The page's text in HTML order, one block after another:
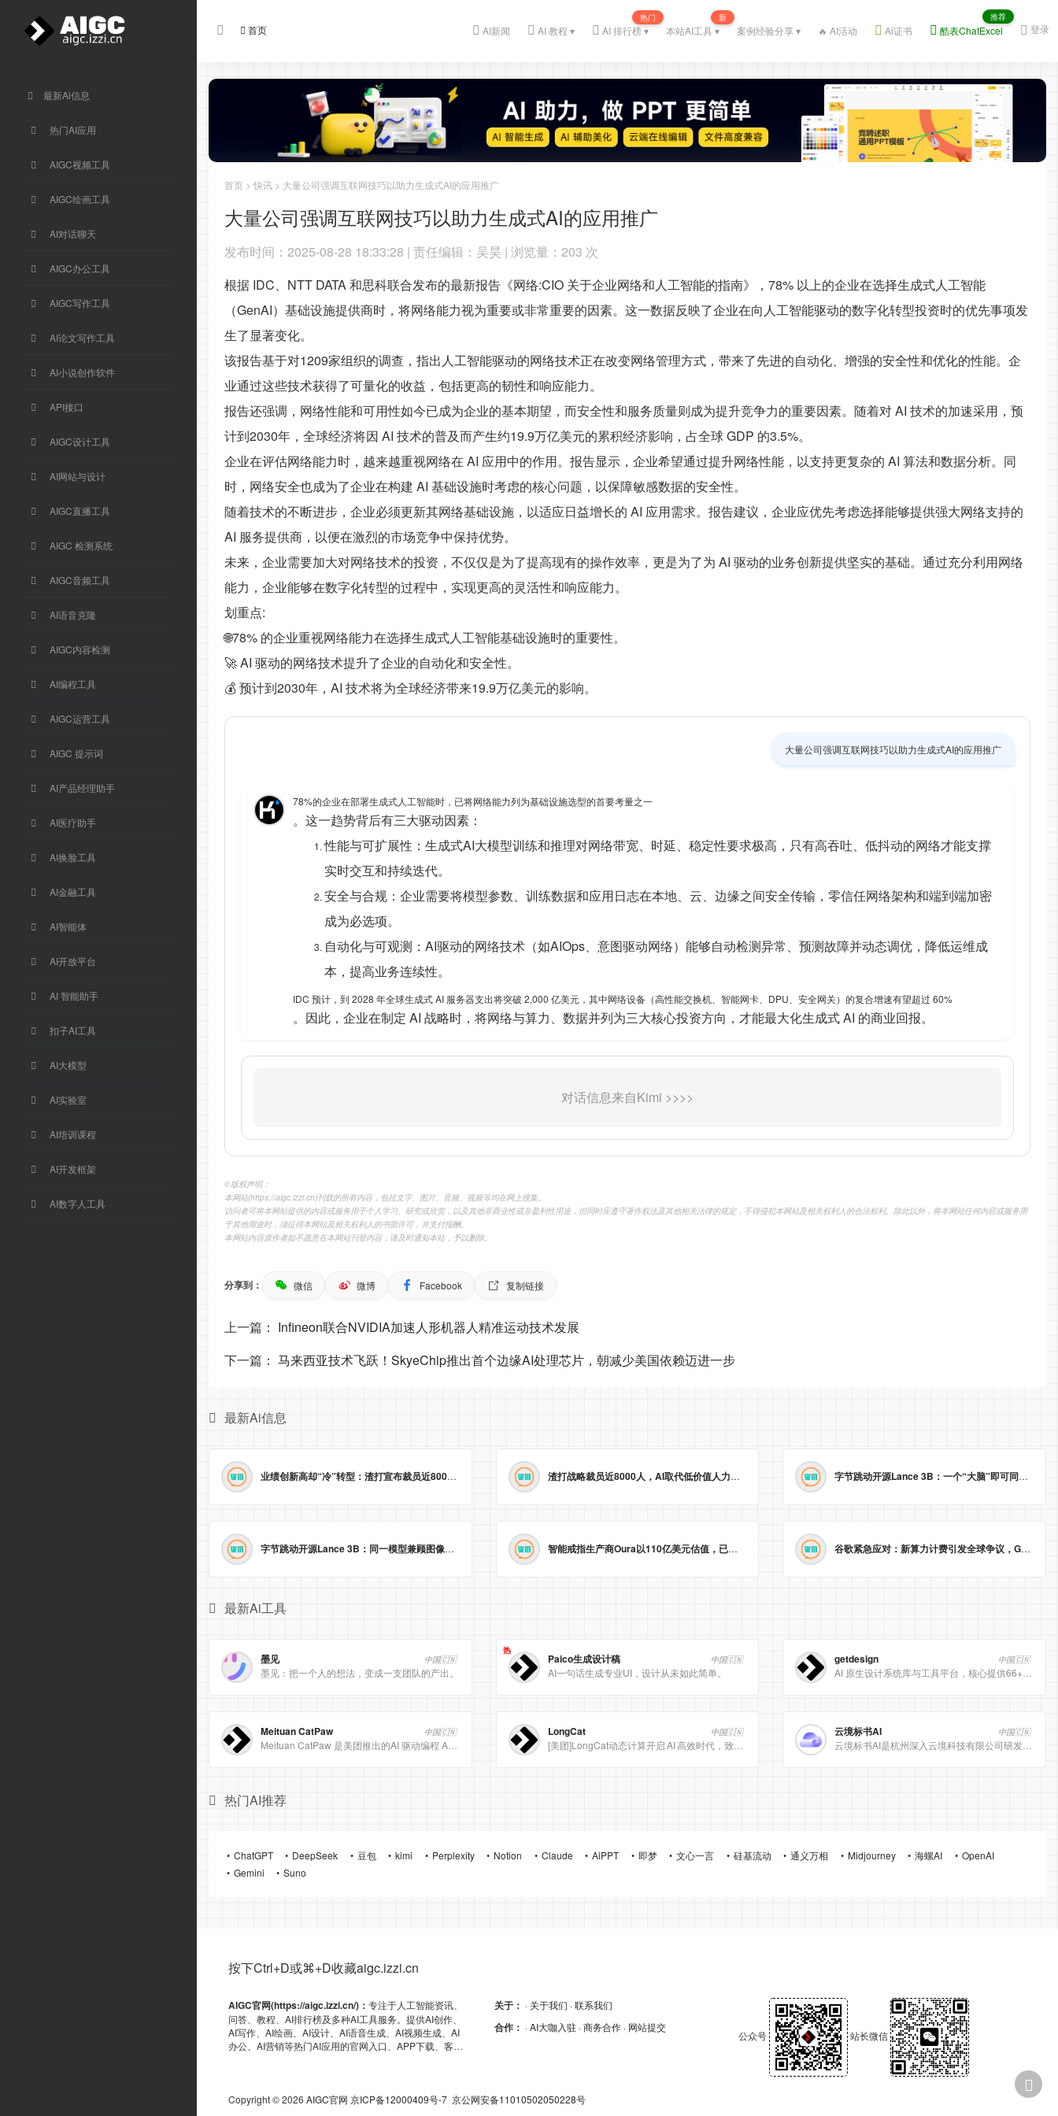
最新Ai信息
热门AI应用
AIGC视频工具
AIGC绘画工具
AI对话聊天
AIGC办公工具
AIGC写作工具
AI论文写作工具
AI小说创作软件
API接口
AIGC设计工具
AI网站与设计
AIGC直播工具
AIGC 检测系统
AIGC音频工具
AI语音克隆
AIGC内容检测
AI编程工具
AIGC运营工具
AIGC 提示词
AI产品经理助手
AI医疗助手
AI换脸工具
AI金融工具
AI智能体
AI开放平台
AI 智能助手
扣子AI工具
AI大模型
AI实验室
AI培训课程
AI开发框架
AI数字人工具
首页 AI新闻 AI 教程 ▾ AI 排行榜 ▾
热门
本站AI工具 ▾
新
案例经验分享 ▾ 🔥 AI活动 Ai证书 酷表ChatExcel
推荐
登录
首页 > 快讯 > 大量公司强调互联网技巧以助力生成式AI的应用推广
大量公司强调互联网技巧以助力生成式AI的应用推广
发布时间：2025-08-28 18:33:28 | 责任编辑：吴昊 | 浏览量：203 次
根据 IDC、NTT DATA 和思科联合发布的最新报告《网络:CIO 关于企业网络和人工智能的指南》，78% 以上的企业在选择生成式人工智能
（GenAI）基础设施提供商时，将网络能力视为重要或非常重要的因素。这一数据反映了企业在向人工智能驱动的数字化转型投资时的优先事项发
生了显著变化。
该报告基于对1209家组织的调查，指出人工智能驱动的网络技术正在改变网络管理方式，带来了先进的自动化、增强的安全性和优化的性能。企
业通过这些技术获得了可量化的收益，包括更高的韧性和响应能力。
报告还强调，网络性能和可用性如今已成为企业的基本期望，而安全性和服务质量则成为提升竞争力的重要因素。随着对 AI 技术的加速采用，预
计到2030年，全球经济将因 AI 技术的普及而产生约19.9万亿美元的累积经济影响，占全球 GDP 的3.5%。
企业在评估网络能力时，越来越重视网络在 AI 应用中的作用。报告显示，企业希望通过提升网络性能，以支持更复杂的 AI 算法和数据分析。同
时，网络安全也成为了企业在构建 AI 基础设施时考虑的核心问题，以保障敏感数据的安全性。
随着技术的不断进步，企业必须更新其网络基础设施，以适应日益增长的 AI 应用需求。报告建议，企业应优先考虑选择能够提供强大网络支持的
AI 服务提供商，以便在激烈的市场竞争中保持优势。
未来，企业需要加大对网络技术的投资，不仅仅是为了提高现有的操作效率，更是为了为 AI 驱动的业务创新提供坚实的基础。通过充分利用网络
能力，企业能够在数字化转型的过程中，实现更高的灵活性和响应能力。
划重点:
🌐78% 的企业重视网络能力在选择生成式人工智能基础设施时的重要性。
🚀 AI 驱动的网络技术提升了企业的自动化和安全性。
💰 预计到2030年，AI 技术将为全球经济带来19.9万亿美元的影响。
大量公司强调互联网技巧以助力生成式AI的应用推广
78%的企业在部署生成式人工智能时，已将网络能力列为基础设施选型的首要考量之一
。这一趋势背后有三大驱动因素：
性能与可扩展性：生成式AI大模型训练和推理对网络带宽、时延、稳定性要求极高，只有高吞吐、低抖动的网络才能支撑
实时交互和持续迭代。
安全与合规：企业需要将模型参数、训练数据和应用日志在本地、云、边缘之间安全传输，零信任网络架构和端到端加密
成为必选项。
自动化与可观测：AI驱动的网络技术（如AIOps、意图驱动网络）能够自动检测异常、预测故障并动态调优，降低运维成
本，提高业务连续性。
IDC 预计，到 2028 年全球生成式 AI 服务器支出将突破 2,000 亿美元，其中网络设备（高性能交换机、智能网卡、DPU、安全网关）的复合增速有望超过 60%
。因此，企业在制定 AI 战略时，将网络与算力、数据并列为三大核心投资方向，才能最大化生成式 AI 的商业回报。
©️版权声明：
本网站(https://aigc.izzi.cn)刊载的所有内容，包括文字、图片、音频、视频等均在网上搜集。
访问者可将本网站提供的内容或服务用于个人学习、研究或欣赏，以及其他非商业性或非盈利性用途，但同时应遵守著作权法及其他相关法律的规定，不得侵犯本网站及相关权利人的合法权利。除此以外，将本网站任何内容或服务用
于其他用途时，须征得本网站及相关权利人的书面许可，并支付报酬。
本网站内容原作者如不愿意在本网站刊登内容，请及时通知本站，予以删除。
分享到： 微信 微博 Facebook 复制链接
上一篇： Infineon联合NVIDIA加速人形机器人精准运动技术发展
下一篇： 马来西亚技术飞跃！SkyeChip推出首个边缘AI处理芯片，朝减少美国依赖迈进一步
最新Ai信息
业绩创新高却“冷”转型：渣打宣布裁员近8000人，以AI取代低价值岗位 2026-05-23 09:29:25 渣打战略裁员近8000人，AI取代低价值人力，业绩新高难掩“冰冷”转型。 2026-05-23 09:22:14 字节跳动开源Lance 3B：一个“大脑”即可同时处理图像理解与生成
字节跳动开源Lance 3B：同一模型兼顾图像视频理解与生成 2026-05-23 09:09:20 智能戒指生产商Oura以110亿美元估值，已秘密递交美国IPO申请。 2026-05-23 09:04:59 谷歌紧急应对：新算力计费引发全球争议，Gemini Pro/Ultra 额度永久提升至3倍！
最新Ai工具
墨见 中国🇨🇳
墨见：把一个人的想法，变成一支团队的产出。
热
Paico生成设计稿 中国🇨🇳
AI一句话生成专业UI，设计从未如此简单。
getdesign 中国🇨🇳
Meituan CatPaw 中国🇨🇳 LongCat 中国🇨🇳
[美团]LongCat动态计算开启 AI 高效时代，致力于为用户提供高效、精准、多模态的人工智能服务。
云境标书AI 中国🇨🇳
热门AI推荐
ChatGPT DeepSeek 豆包 kimi Perplexity Notion Claude AiPPT 即梦 文心一言 硅基流动 通义万相 Midjourney 海螺AI
OpenAI
Gemini
Suno
按下Ctrl+D或⌘+D收藏aigc.izzi.cn
AIGC官网(https://aigc.izzi.cn/)： 专注于人工智能资讯、
问答、教程、AI排行榜及多种AI工具服务。提供AI创作、
AI写作、AI绘画、AI设计、AI语音生成、AI视频生成、AI
办公、AI营销等热门AI应用的官网入口、APP下载、客户
关于： · 关于我们 · 联系我们
合作： · AI大咖入驻 · 商务合作 · 网站提交
公众号 站长微信
Copyright © 2026 AIGC官网 京ICP备12000409号-7 京公网安备11010502050228号